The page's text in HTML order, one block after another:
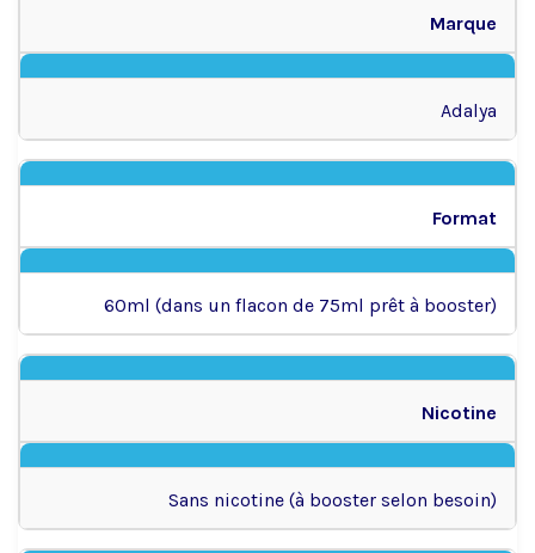
Marque
Adalya
Format
60ml (dans un flacon de 75ml prêt à booster)
Nicotine
Sans nicotine (à booster selon besoin)